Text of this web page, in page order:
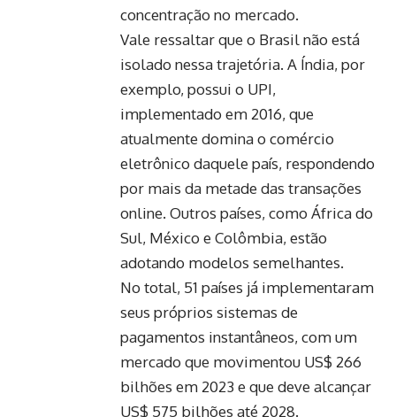
concentração no mercado.
Vale ressaltar que o Brasil não está
isolado nessa trajetória. A Índia, por
exemplo, possui o UPI,
implementado em 2016, que
atualmente domina o comércio
eletrônico daquele país, respondendo
por mais da metade das transações
online. Outros países, como África do
Sul, México e Colômbia, estão
adotando modelos semelhantes.
No total, 51 países já implementaram
seus próprios sistemas de
pagamentos instantâneos, com um
mercado que movimentou US$ 266
bilhões em 2023 e que deve alcançar
US$ 575 bilhões até 2028.